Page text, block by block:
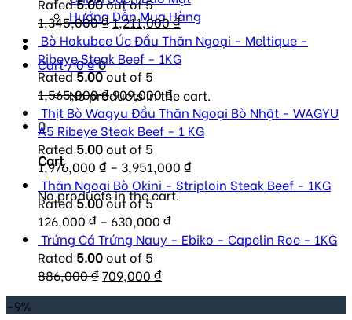
Hướng Dẫn Mua Hàng
Cart /0₫0
No products in the cart.
0
Cart
No products in the cart.
1,345,000₫Original
price
was:
1,345,000 ₫.
1,211,000₫Current
price
is:
Bò Hokubee Úc Đầu Thăn Ngoại - Meltique -
Ribeye Steak Beef - 1KG
Rated5.00out of 5
1,565,000₫Original
price
was:
1,565,000 ₫.
909,000₫Current
price
is:
Thịt Bò Wagyu Đầu Thăn Ngoại Bò Nhật - WAGYU
A5 Ribeye Steak Beef - 1 KG
Rated 5.00out of 5
1,976,000 ₫ – 3,951,000 ₫
Thăn Ngoại Bò Okini - Striploin Steak Beef - 1KG
Rated5.00out of 5
126,000 ₫ – 630,000 ₫
Trứng Cá Trứng Nauy - Ebiko - Capelin Roe - 1KG
Rated 5.00out of 5
886,000₫Original
price
was:
709,000 ₫Current
price
is:
-9%